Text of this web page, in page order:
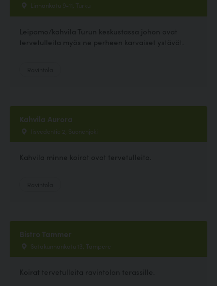
Linnankatu 9-11, Turku
Leipomo/kahvila Turun keskustassa johon ovat
tervetulleita myös ne perheen karvaiset ystävät.
Kahvila Aurora
Iisvedentie 2, Suonenjoki
Kahvila minne koirat ovat tervetulleita.
Bistro Tammer
Satakunnankatu 13, Tampere
Koirat tervetulleita ravintolan terassille.